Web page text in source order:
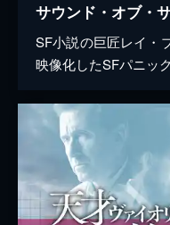
サウンド・オブ・
SF小説の巨匠レイ・
映像化したSFパニッ